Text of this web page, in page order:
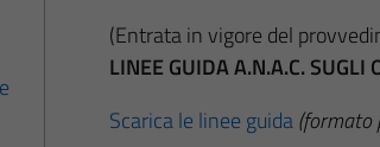
(Entrata in vigore del
LINEE GUIDA A.N.A.C.
Scarica le linee guida(formato